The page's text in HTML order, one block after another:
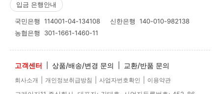
입금 은행안내
국민은행 114001-04-134108 신한은행 140-010-982138
농협은행 301-1661-1460-11
고객센터 상품/배송/변경 문의 교환/반품 문의
회사소개 개인정보취급방침 사업자번호확인 이용약관